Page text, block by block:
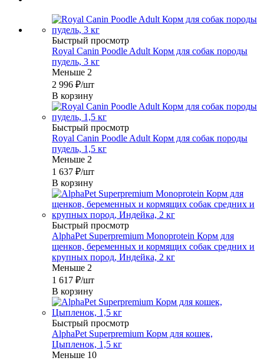
Быстрый просмотр
Royal Canin Poodle Adult Корм для собак породы
пудель, 3 кг
Меньше 2
2 996 ₽/шт
В корзину
Быстрый просмотр
Royal Canin Poodle Adult Корм для собак породы
пудель, 1,5 кг
Меньше 2
1 637 ₽/шт
В корзину
Быстрый просмотр
AlphaPet Superpremium Monoprotein Корм для
щенков, беременных и кормящих собак средних и
крупных пород, Индейка, 2 кг
Меньше 2
1 617 ₽/шт
В корзину
Быстрый просмотр
AlphaPet Superpremium Корм для кошек,
Цыпленок, 1,5 кг
Меньше 10